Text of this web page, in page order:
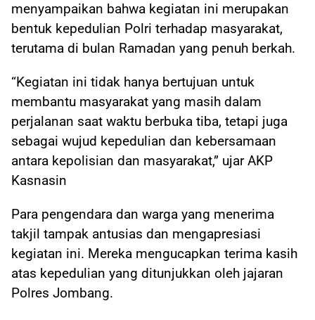
menyampaikan bahwa kegiatan ini merupakan
bentuk kepedulian Polri terhadap masyarakat,
terutama di bulan Ramadan yang penuh berkah.
“Kegiatan ini tidak hanya bertujuan untuk
membantu masyarakat yang masih dalam
perjalanan saat waktu berbuka tiba, tetapi juga
sebagai wujud kepedulian dan kebersamaan
antara kepolisian dan masyarakat,” ujar AKP
Kasnasin
Para pengendara dan warga yang menerima
takjil tampak antusias dan mengapresiasi
kegiatan ini. Mereka mengucapkan terima kasih
atas kepedulian yang ditunjukkan oleh jajaran
Polres Jombang.